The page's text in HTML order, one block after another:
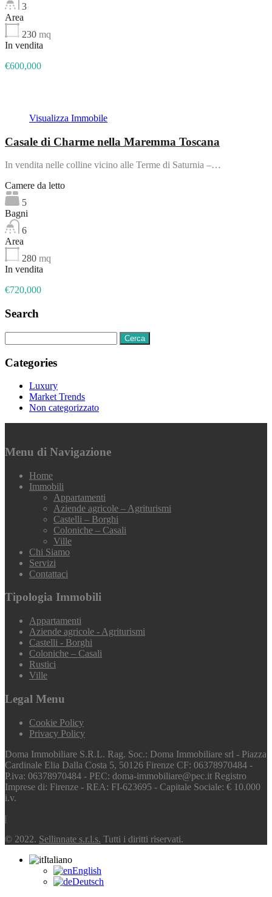
3
Area
230 mq
In vendita
€600,000
Visualizza Immobile
Casale di Charme nella Maremma Toscana
In vendita nelle colline vicino alle Terme di Saturnia –…
Camere da letto
5
Bagni
6
Area
280 mq
In vendita
€720,000
Search
per:
Categories
Luxury
Market Trends
Non categorizzato
Menu di Navigazione
Home
Immobili
Appartamenti
Aziende agricole – Agriturismi
Castelli – Borghi
Coloniche – Casali
Ville
Chi Siamo
Servizi
Contattaci
Tipologia Immobili
Appartamenti
Aziende agricole - Agriturismi
Castelli - Borghi
Coloniche – Casali
Rustici
Ville
Legal Menu
Cookie Policy
Privacy Policy
Doma Immobiliare S.R.L. Rag. Soc.: Doma Immobiliare srl - Piazza
Cardinale Elia Dalla Costa 5, 50126 Firenze CF: 06378970484 -
P.iva: 06378970484 - PEC: doma-immobiliare@pec.it Registro
Imprese di: Firenze - REA: FI-623695 - Capitale Sociale: € 10.000
i.v.
|
© 2022. Sellinnate s.r.l.s. Tutti i diritti riservati.
Italiano
English
Deutsch